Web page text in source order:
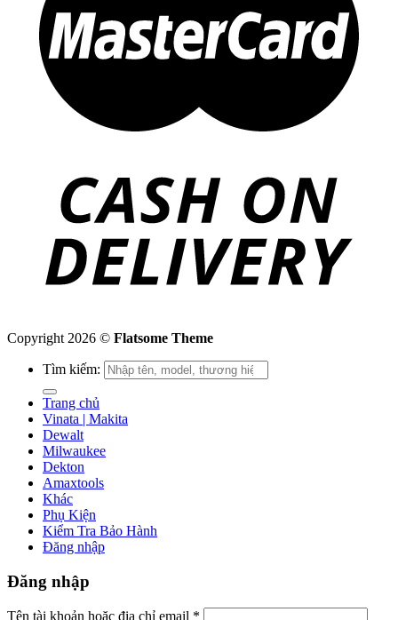
Copyright 2026 © Flatsome Theme
Tìm kiếm:
Trang chủ
Vinata | Makita
Dewalt
Milwaukee
Dekton
Amaxtools
Khác
Phụ Kiện
Kiểm Tra Bảo Hành
Đăng nhập
Đăng nhập
Tên tài khoản hoặc địa chỉ email *